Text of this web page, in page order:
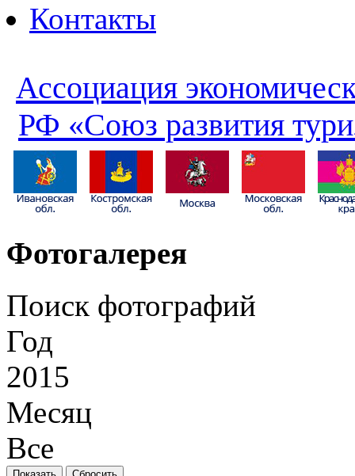
Контакты
Ассоциация
РФ «Союз развития
Фотогалерея
Поиск фотографий
Год
2015
Месяц
Все